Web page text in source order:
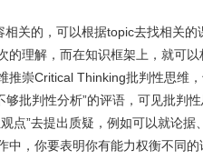
关的，可以根据topic去找相关
的理解，而在知识框架上，就可
推崇Critical Thinking批判性思维
够批判性分析”的评语，可见批判
点”去提出质疑，例如可以就论
中，你要表明你有能力权衡不同